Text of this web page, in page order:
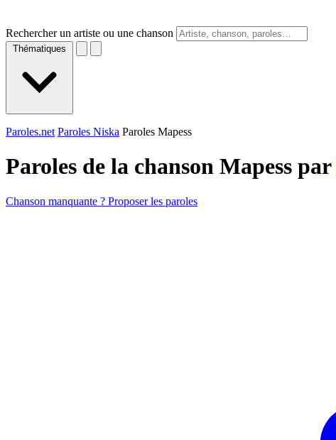
Rechercher un artiste ou une chanson
Thématiques
Paroles.net Paroles Niska Paroles Mapess
Paroles de la chanson Mapess par
Chanson manquante ? Proposer les paroles